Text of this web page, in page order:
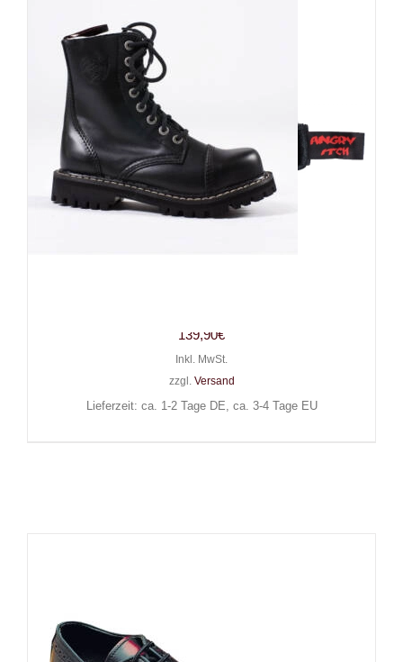
139,90€
Inkl. MwSt.
zzgl. Versand
Lieferzeit: ca. 1-2 Tage DE, ca. 3-4 Tage EU